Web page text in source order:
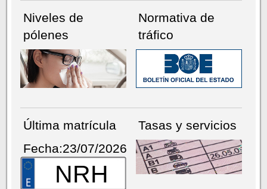
Niveles de
pólenes
Normativa de
tráfico
Última matrícula
Fecha:23/07/2026
NRH
Tasas y servicios